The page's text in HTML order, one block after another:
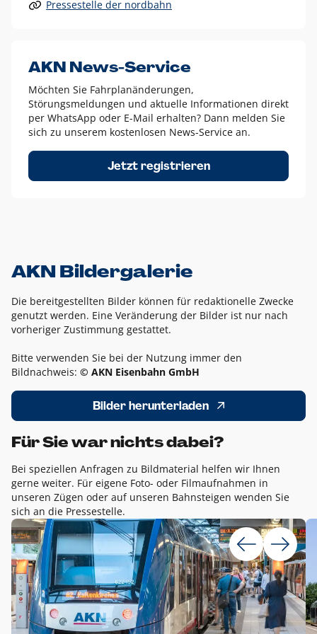
Alle anderen Logo-Varianten dürfen nur in Ausnahmefällen
Diese Ausnahmen sind zum Beispiel:
dem AKN Blau,
weißes Logo auf Fotohintergründen,
schwarzes Logo für reine Schwarz-Weiß-Umsetzungen
Um das Logo herum muss ein Schutzraum von jeweils einer
Höhe bzw. Breite des N aus AKN in alle Richtungen
Pressestelle der nordbahn
AKN News-Service
Möchten Sie Fahrplanänderungen,
Störungsmeldungen und aktuelle Informationen direkt
per WhatsApp oder E-Mail erhalten? Dann melden Sie
sich zu unserem kostenlosen News-Service an.
Jetzt registrieren
AKN Bildergalerie
Die bereitgestellten Bilder können für redaktionelle Zwecke
genutzt werden. Eine Veränderung der Bilder ist nur nach
vorheriger Zustimmung gestattet.
Bitte verwenden Sie bei der Nutzung immer den
Bildnachweis: © AKN Eisenbahn GmbH
Bilder herunterladen
Für Sie war nichts dabei?
Bei speziellen Anfragen zu Bildmaterial helfen wir Ihnen
gerne weiter. Für eigene Foto- oder Filmaufnahmen in
unseren Zügen oder auf unseren Bahnsteigen wenden Sie
sich an die Pressestelle.